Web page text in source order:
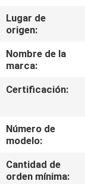
VISITA
A
LA
FÁBRICA
CONTROL
CALIDAD
Lugar de
origen:
Nombre de la
marca:
Certificación:
Número de
modelo:
Cantidad de
orden mínima: